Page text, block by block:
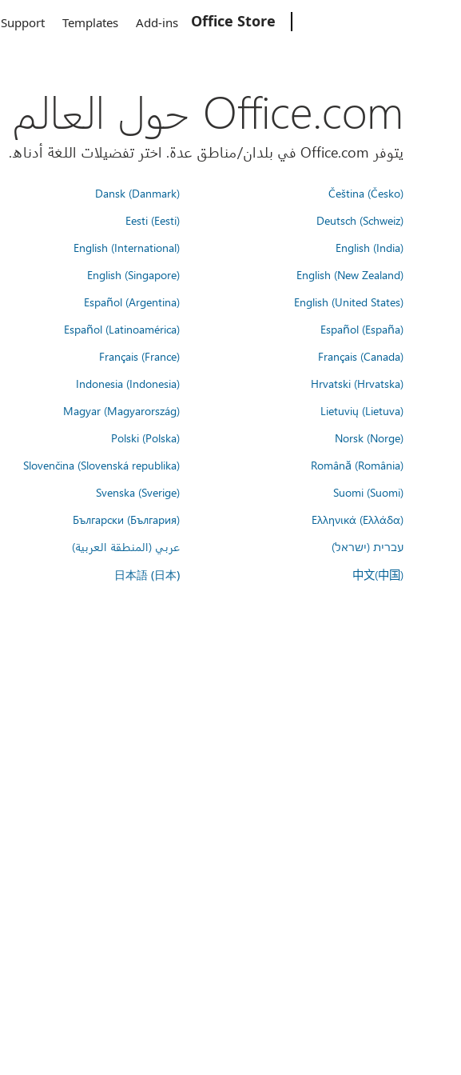
Office Store
Add-ins
Templates
Support
Office.com حول العالم
يتوفر Office.com في بلدان/مناطق عدة. اختر تفضيلات اللغة أدناه.
Čeština (Česko)
Dansk (Danmark)
Deutsch (Schweiz)
Eesti (Eesti)
English (India)
English (International)
English (New Zealand)
English (Singapore)
English (United States)
Español (Argentina)
Español (España)
Español (Latinoamérica)
Français (Canada)
Français (France)
Hrvatski (Hrvatska)
Indonesia (Indonesia)
Lietuvių (Lietuva)
Magyar (Magyarország)
Norsk (Norge)
Polski (Polska)
Română (România)
Slovenčina (Slovenská republika)
Suomi (Suomi)
Svenska (Sverige)
Ελληνικά (Ελλάδα)
Български (България)
עברית (ישראל)
عربي (المنطقة العربية)
中文(中国)
日本語 (日本)